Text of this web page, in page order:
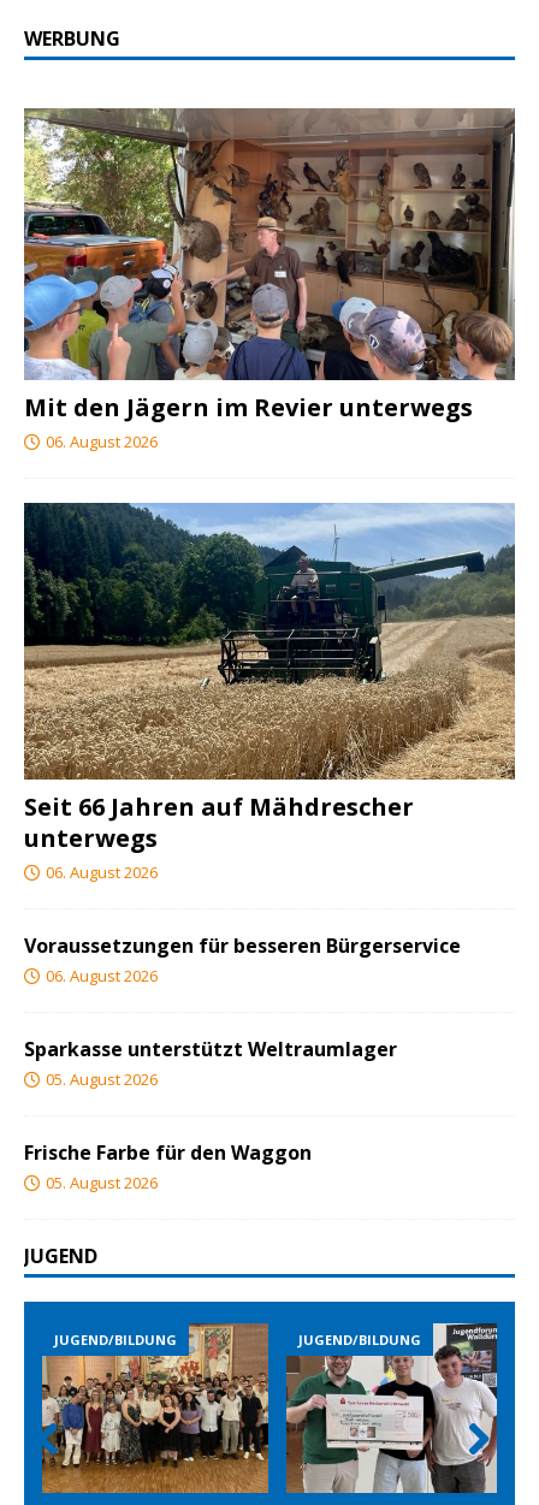
WERBUNG
Mit den Jägern im Revier unterwegs
06. August 2026
Seit 66 Jahren auf Mähdrescher
unterwegs
06. August 2026
Voraussetzungen für besseren Bürgerservice
06. August 2026
Sparkasse unterstützt Weltraumlager
05. August 2026
Frische Farbe für den Waggon
05. August 2026
JUGEND
BILDUNG JUGEND/BILDUNG JUGEND/
Prev
ious
Nex
t